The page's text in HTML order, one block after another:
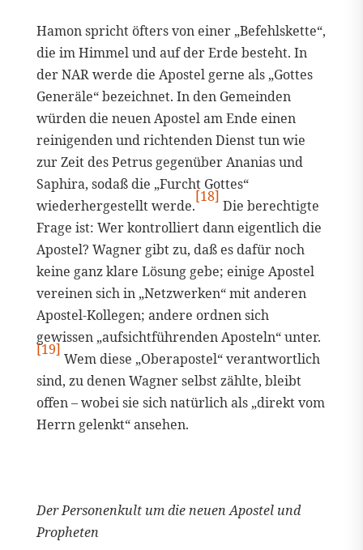
Hamon spricht öfters von einer „Befehlskette“,
die im Himmel und auf der Erde besteht. In
der NAR werde die Apostel gerne als „Gottes
Generäle“ bezeichnet. In den Gemeinden
würden die neuen Apostel am Ende einen
reinigenden und richtenden Dienst tun wie
zur Zeit des Petrus gegenüber Ananias und
Saphira, sodaß die „Furcht Gottes“
wiederhergestellt werde.
[18]
Die berechtigte
Frage ist: Wer kontrolliert dann eigentlich die
Apostel? Wagner gibt zu, daß es dafür noch
keine ganz klare Lösung gebe; einige Apostel
vereinen sich in „Netzwerken“ mit anderen
Apostel-Kollegen; andere ordnen sich
gewissen „aufsichtführenden Aposteln“ unter.
[19]
Wem diese „Oberapostel“ verantwortlich
sind, zu denen Wagner selbst zählte, bleibt
offen – wobei sie sich natürlich als „direkt vom
Herrn gelenkt“ ansehen.
Der Personenkult um die neuen Apostel und
Propheten